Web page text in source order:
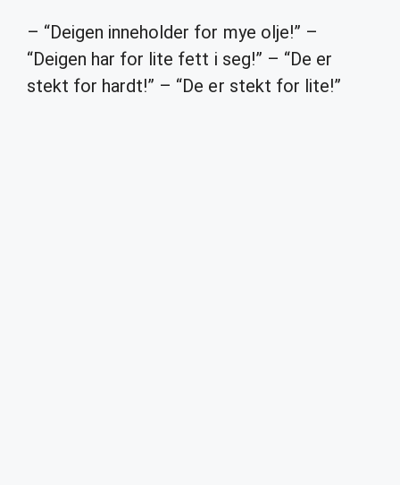
– “Deigen inneholder for mye olje!” –
“Deigen har for lite fett i seg!” – “De er
stekt for hardt!” – “De er stekt for lite!”